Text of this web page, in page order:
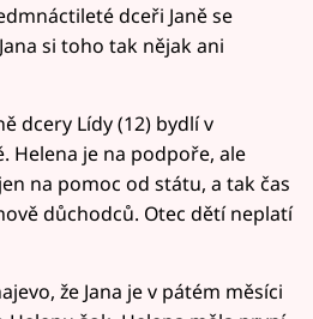
dceři Janě se
si toho tak nějak ani
dcery Lídy (12) bydlí v
Helena je na podpoře, ale
na pomoc od státu, a tak čas
důchodců. Otec dětí neplatí
že Jana je v pátém měsíci